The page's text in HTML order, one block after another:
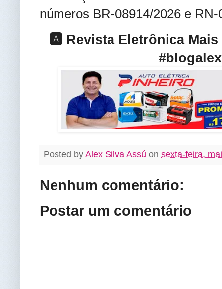
números BR-08914/2026 e RN-
🅰️ Revista Eletrônica
Posted by Alex Silva Assú on sexta-feira,
Nenhum comentário:
Postar um comentário